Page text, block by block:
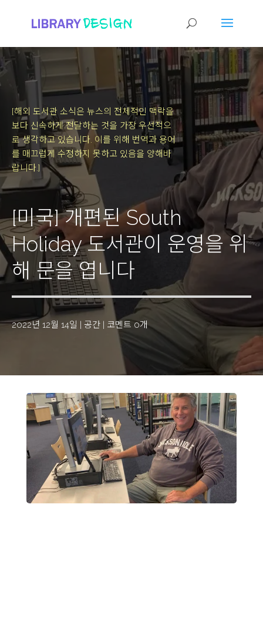
[해외 도서관 소식은 뉴스의 전체적인 맥락을
보다 신속하게 전달하는 것을 가장 우선적으
로 생각하고 있습니다. 이를 위해 번역과 용어
를 매끄럽게 수정하지 못하고 있음을 양해바
랍니다.]
[미국] 개편된 South
Holiday 도서관이 운영을 위
해 문을 엽니다
2022년 12월 14일 | 공간 | 코멘트 0개